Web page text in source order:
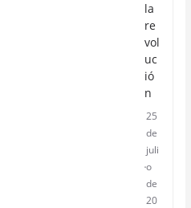
la
re
vol
uc
ió
n
25
de
juli
o
de
20